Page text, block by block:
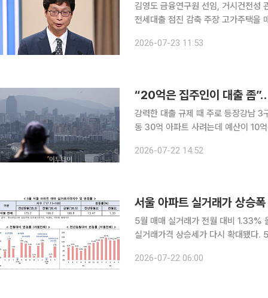
김영도 금융연구원 선임, 거시건전성
전세대출 점진 감축 주장 고가주택을 매입하거나 고액의 주택담보대출을 받는 차주에게 대출금리
등 대출 규모를 제한하는 기존 양적
2026-07-23 11:53
“20억은 집주인이 대출 좀
강력한 대출 규제 때 주로 등장강남 3
동 30억 아파트 사려는데 예산이 10
은 문의다. A 씨는 "대통령 분당 아파
2026-07-22 14:52
서울 아파트 실거래가 상승
5월 매매 실거래가 전월 대비 1.33% 올
실거래가격 상승세가 다시 확대됐다
이 전세를 크게 웃돌며 임대차 시장의
2026-07-22 06:00